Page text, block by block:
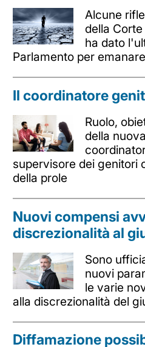
Alcune
della
ha dato
Parlamento per
Il coordinatore
Ruolo,
della
supervisore dei genitori
della prole
Nuovi compensi
discrezionalità al
Sono
nuovi
le varie
alla discrezionalità del
Diffamazione